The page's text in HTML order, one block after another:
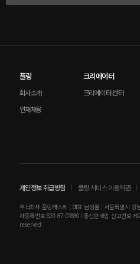
플링
회사소개
인재채용
크리에이터
크리에이터 센터
개인정보 취급방침 플링 서비스 이용약관
주식회사 플링캐스트 | 대표 남성률 | 서울특별시
자등록번호 631-87-01880 | 통신판매업 신고번호
reserved.